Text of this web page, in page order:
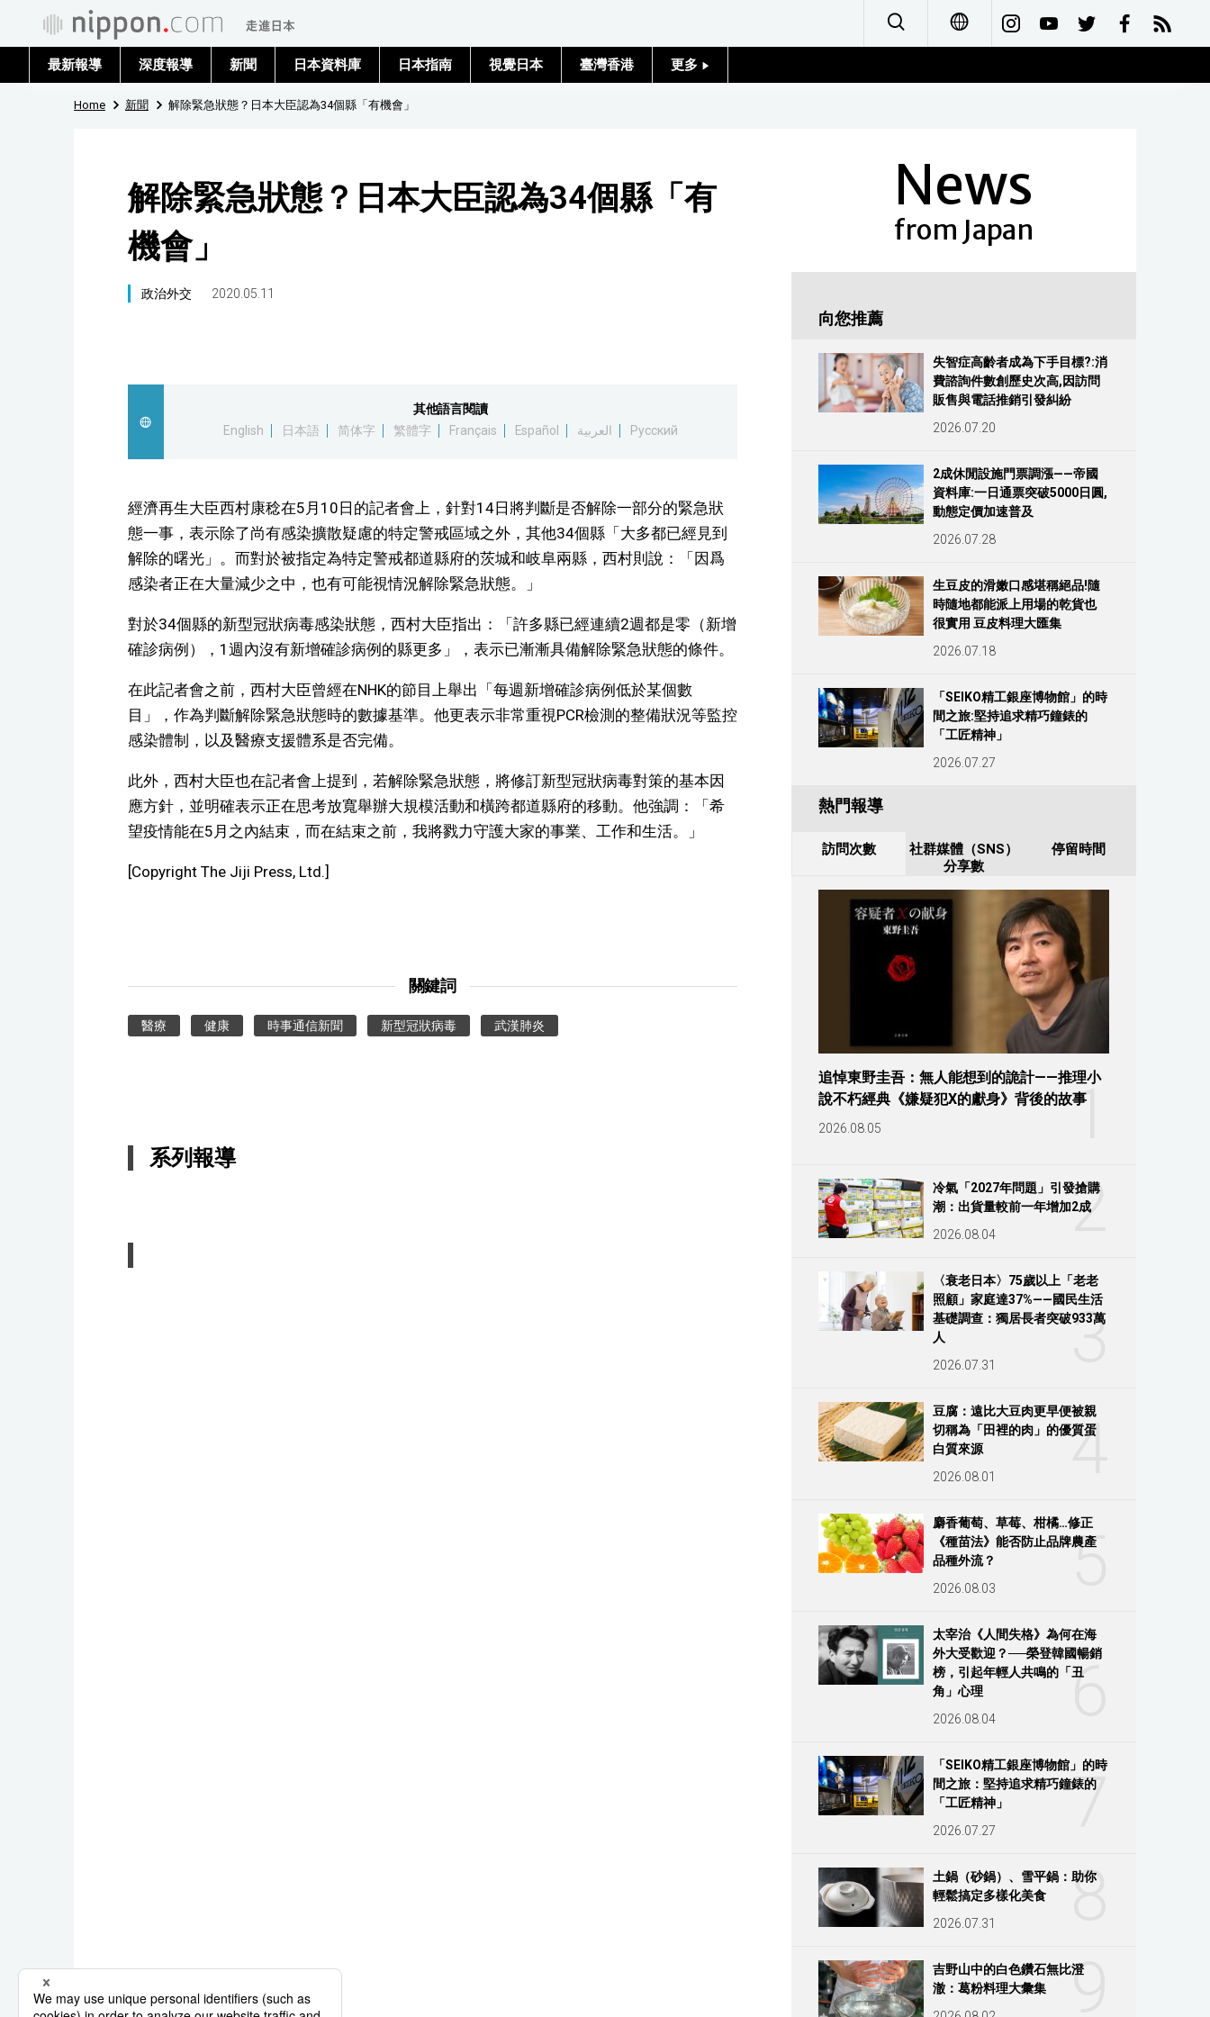
Français
最新報導 深度報導 新聞 日本資料庫 日本指南 視覺日本 臺灣香港 更多
政治外交
生活
東京
編輯部通知
Home 新聞 解除緊急狀態？日本大臣認為34個縣「有機會」
解除緊急狀態？日本大臣認為34個縣「有
機會」
政治外交 2020.05.11
其他語言閱讀
English
日本語 简体字 繁體字 Français Español العربية Русский
經濟再生大臣西村康稔在5月10日的記者會上，針對14日將判斷是否解除一部分的緊急狀
態一事，表示除了尚有感染擴散疑慮的特定警戒區域之外，其他34個縣「大多都已經見到
解除的曙光」。而對於被指定為特定警戒都道縣府的茨城和岐阜兩縣，西村則說：「因爲
感染者正在大量減少之中，也有可能視情況解除緊急狀態。」
對於34個縣的新型冠狀病毒感染狀態，西村大臣指出：「許多縣已經連續2週都是零（新增
確診病例），1週內沒有新增確診病例的縣更多」，表示已漸漸具備解除緊急狀態的條件。
在此記者會之前，西村大臣曾經在NHK的節目上舉出「每週新增確診病例低於某個數
目」，作為判斷解除緊急狀態時的數據基準。他更表示非常重視PCR檢測的整備狀況等監控
感染體制，以及醫療支援體系是否完備。
此外，西村大臣也在記者會上提到，若解除緊急狀態，將修訂新型冠狀病毒對策的基本因
應方針，並明確表示正在思考放寬舉辦大規模活動和橫跨都道縣府的移動。他強調：「希
望疫情能在5月之內結束，而在結束之前，我將戮力守護大家的事業、工作和生活。」
[Copyright The Jiji Press, Ltd.]
關鍵詞
醫療 健康 時事通信新聞 新型冠狀病毒 武漢肺炎
系列報導
News
from Japan
向您推薦
失智症高齡者成為下手目標?:消
費諮詢件數創歷史次高,因訪問
販售與電話推銷引發糾紛
2026.07.20
2成休閒設施門票調漲——帝國
資料庫:一日通票突破5000日圓,
動態定價加速普及
2026.07.28
生豆皮的滑嫩口感堪稱絕品!隨
時隨地都能派上用場的乾貨也
很實用 豆皮料理大匯集
2026.07.18
「SEIKO精工銀座博物館」的時
間之旅:堅持追求精巧鐘錶的
「工匠精神」
2026.07.27
熱門報導
訪問次數
社群媒體（SNS）
分享數
停留時間
1
追悼東野圭吾：無人能想到的詭計——推理小
說不朽經典《嫌疑犯X的獻身》背後的故事
2026.08.05
2
冷氣「2027年問題」引發搶購
潮：出貨量較前一年增加2成
2026.08.04
3
〈衰老日本〉75歲以上「老老
照顧」家庭達37%——國民生活
基礎調查：獨居長者突破933萬
人
2026.07.31
4
豆腐：遠比大豆肉更早便被親
切稱為「田裡的肉」的優質蛋
白質來源
2026.08.01
5
麝香葡萄、草莓、柑橘…修正
《種苗法》能否防止品牌農產
品種外流？
2026.08.03
6
太宰治《人間失格》為何在海
外大受歡迎？──榮登韓國暢銷
榜，引起年輕人共鳴的「丑
角」心理
2026.08.04
7
「SEIKO精工銀座博物館」的時
間之旅：堅持追求精巧鐘錶的
「工匠精神」
2026.07.27
8
土鍋（砂鍋）、雪平鍋：助你
輕鬆搞定多樣化美食
2026.07.31
9
吉野山中的白色鑽石無比澄
澈：葛粉料理大彙集